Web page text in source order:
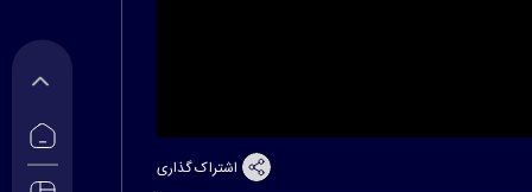
اشتراک گذاری